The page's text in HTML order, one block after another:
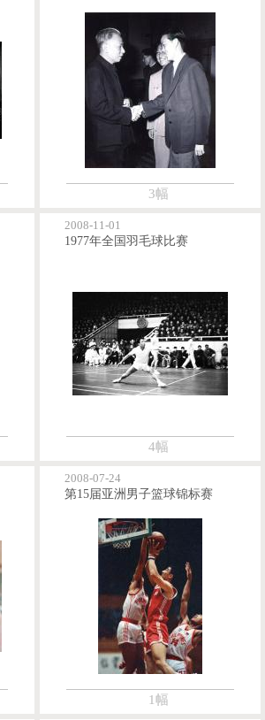
3幅
2008-11-01
1977年全国羽毛球比赛
4幅
2008-07-24
第15届亚洲男子篮球锦标赛
1幅